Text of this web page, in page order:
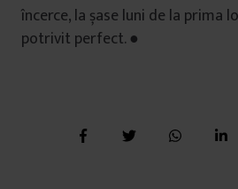
încerce, la șase luni de la prima
potrivit perfect. ●